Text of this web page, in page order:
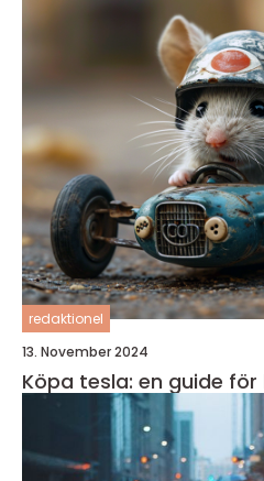
redaktionel
13. November 2024
Köpa tesla: en guide